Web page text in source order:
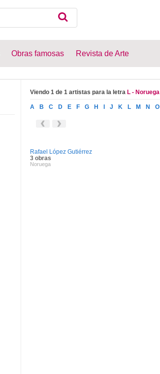
Obras famosas Revista de Arte
Viendo 1 de 1 artistas para la letra L - Noruega
A B C D E F G H J K L M N O
Rafael López Gutiérrez
3 obras
Noruega